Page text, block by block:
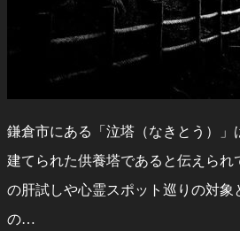
鎌倉市にある「泣塔（なきとう）
建てられた供養塔であると伝えられ
の肝試しや心霊スポット巡りの対
の…